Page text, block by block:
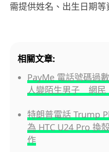
需提供姓名、出生日期等
相關文章:
PayMe 電話號碼過
人變陌生男子 網民
特朗普電話 Trump
為 HTC U24 Pro 換
作